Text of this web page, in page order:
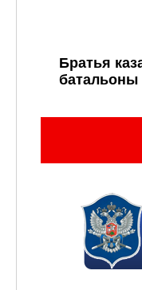
Братья